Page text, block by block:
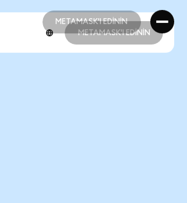
METAMASK'I EDİNİN
METAMASK'I EDİNİN
METAMASK'I EDİNİN